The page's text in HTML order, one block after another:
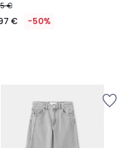
€
€ -50%